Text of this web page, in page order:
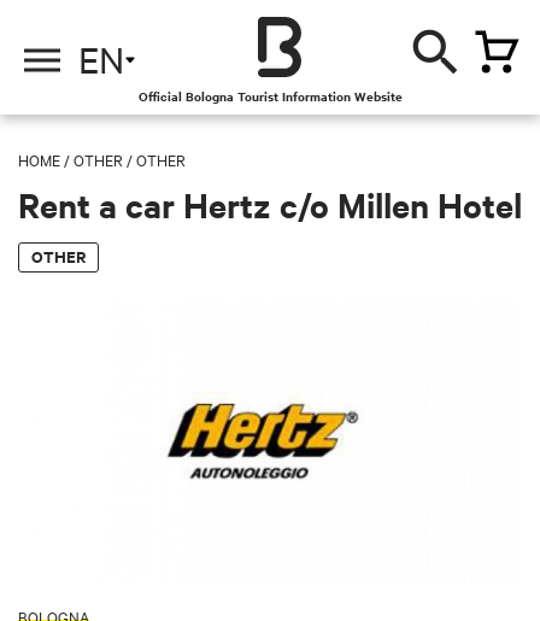
EN
Official Bologna Tourist Information Website
HOME /OTHER /OTHER
Rent a car Hertz c/o Millen Hotel
OTHER
BOLOGNA